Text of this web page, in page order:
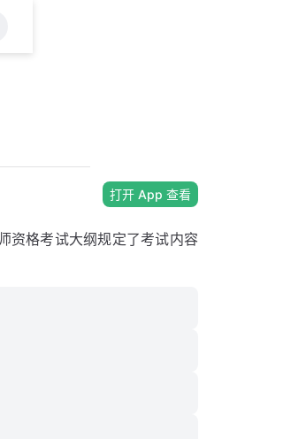
打开 App 查看
资格考试大纲规定了考试内容